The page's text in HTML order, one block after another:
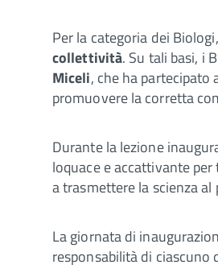
Per la categoria dei Biologi,
collettività. Su tali basi, i
Miceli, che ha partecipato
promuovere la corretta
Durante la lezione
loquace e accattivante
a trasmettere la scienza al
La giornata di
responsabilità di